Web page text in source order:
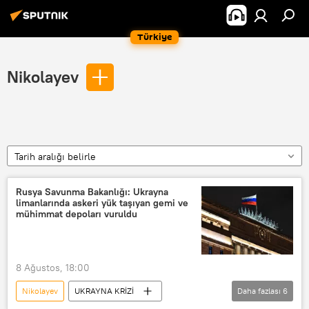
Türkiye
Nikolayev
Tarih aralığı belirle
Rusya Savunma Bakanlığı: Ukrayna
limanlarında askeri yük taşıyan gemi ve
mühimmat depoları vuruldu
8 Ağustos, 18:00
Nikolayev
UKRAYNA KRİZİ
Daha fazlası 6